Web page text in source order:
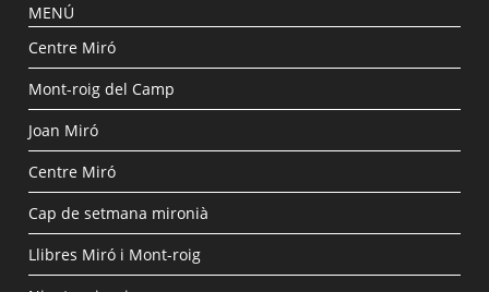
MENÚ
Centre Miró
Mont-roig del Camp
Joan Miró
Centre Miró
Cap de setmana mironià
Llibres Miró i Mont-roig